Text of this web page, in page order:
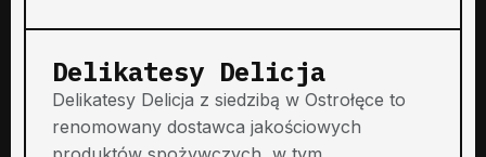
Delikatesy Delicja
Delikatesy Delicja z siedzibą w Ostrołęce to
renomowany dostawca jakościowych